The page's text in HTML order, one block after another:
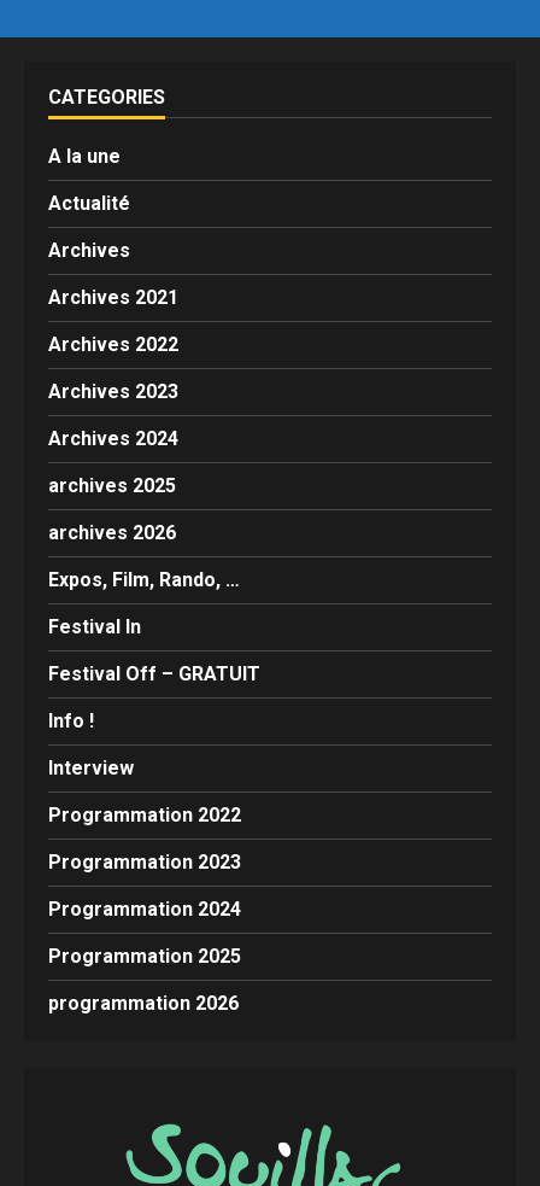
CATEGORIES
A la une
Actualité
Archives
Archives 2021
Archives 2022
Archives 2023
Archives 2024
archives 2025
archives 2026
Expos, Film, Rando, …
Festival In
Festival Off – GRATUIT
Info !
Interview
Programmation 2022
Programmation 2023
Programmation 2024
Programmation 2025
programmation 2026